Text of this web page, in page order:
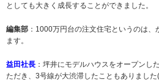
としても大きく成長することができました。
編集部 ：1000万円台の注文住宅というのは
ます。
益田社長 ：坪井にモデルハウスをオープンし
ただき、3号線が大渋滞したこともありまし